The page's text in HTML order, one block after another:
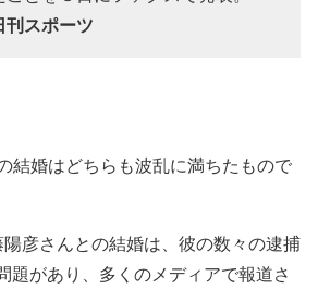
刊スポーツ
結婚はどちらも波乱に満ちたもので
彦さんとの結婚は、彼の数々の逮捕
題があり、多くのメディアで報道さ